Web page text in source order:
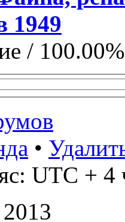
1949
/
•
UTC + 4